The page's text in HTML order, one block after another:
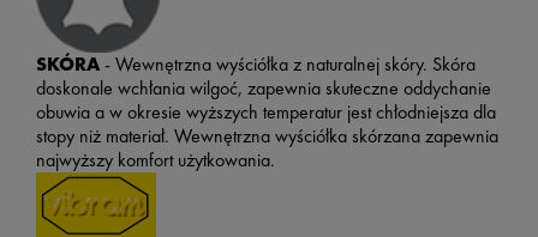
SKÓRA- Wewnętrzna wyściółka z naturalnej skóry. Skóra
doskonale wchłania wilgoć, zapewnia skuteczne oddychanie
obuwia a w okresie wyższych temperatur jest chłodniejsza dla
stopy niż materiał. Wewnętrzna wyściółka skórzana zapewnia
najwyższy komfort użytkowania.